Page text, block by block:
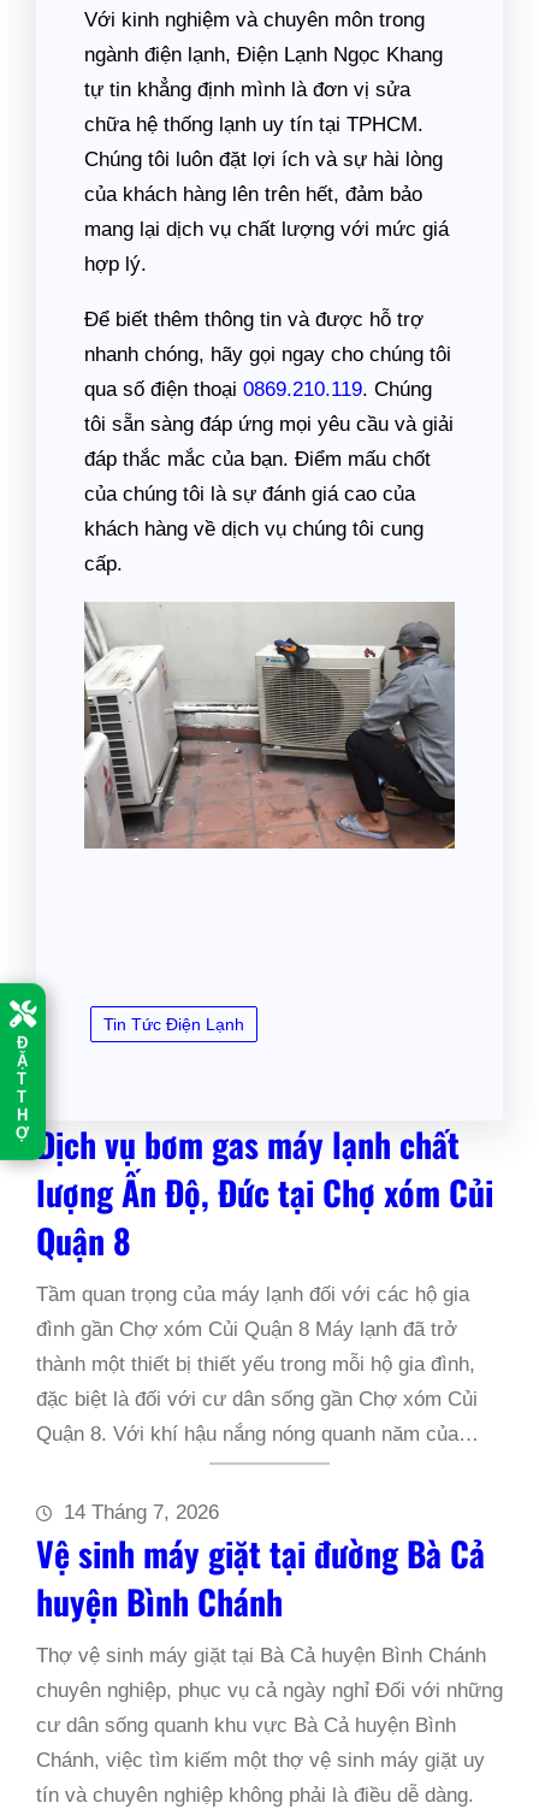
Đ
Ặ
T
T
H
Ợ
Với kinh nghiệm và chuyên môn trong
ngành điện lạnh, Điện Lạnh Ngọc Khang
tự tin khẳng định mình là đơn vị sửa
chữa hệ thống lạnh uy tín tại TPHCM.
Chúng tôi luôn đặt lợi ích và sự hài lòng
của khách hàng lên trên hết, đảm bảo
mang lại dịch vụ chất lượng với mức giá
hợp lý.
Để biết thêm thông tin và được hỗ trợ
nhanh chóng, hãy gọi ngay cho chúng tôi
qua số điện thoại 0869.210.119. Chúng
tôi sẵn sàng đáp ứng mọi yêu cầu và giải
đáp thắc mắc của bạn. Điểm mấu chốt
của chúng tôi là sự đánh giá cao của
khách hàng về dịch vụ chúng tôi cung
cấp.
Tin Tức Điện Lạnh
Dịch vụ bơm gas máy lạnh chất
lượng Ấn Độ, Đức tại Chợ xóm Củi
Quận 8
Tầm quan trọng của máy lạnh đối với các hộ gia
đình gần Chợ xóm Củi Quận 8 Máy lạnh đã trở
thành một thiết bị thiết yếu trong mỗi hộ gia đình,
đặc biệt là đối với cư dân sống gần Chợ xóm Củi
Quận 8. Với khí hậu nắng nóng quanh năm của…
14 Tháng 7, 2026
Vệ sinh máy giặt tại đường Bà Cả
huyện Bình Chánh
Thợ vệ sinh máy giặt tại Bà Cả huyện Bình Chánh
chuyên nghiệp, phục vụ cả ngày nghỉ Đối với những
cư dân sống quanh khu vực Bà Cả huyện Bình
Chánh, việc tìm kiếm một thợ vệ sinh máy giặt uy
tín và chuyên nghiệp không phải là điều dễ dàng.